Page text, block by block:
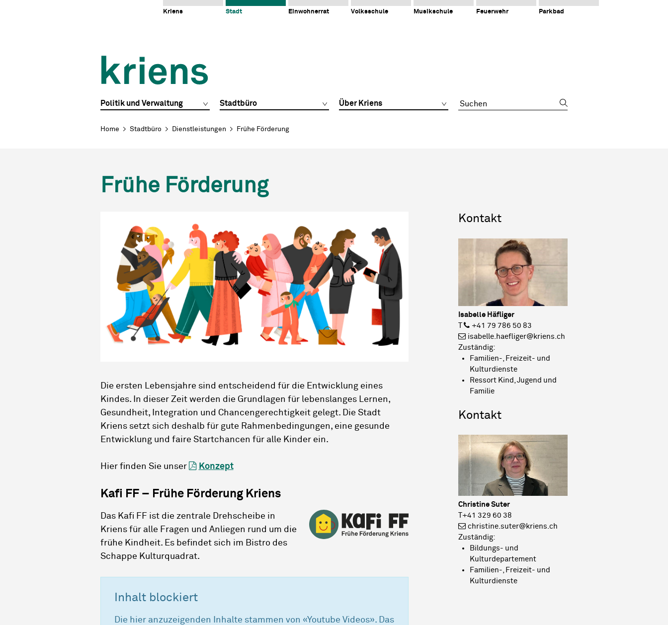
Navigieren in Kriens
Kriens Stadt Einwohnerrat Volksschule Musikschule Feuerwehr Parkbad
Hauptnavigation
Politik und Verwaltung Stadtbüro Über Kriens Suchbegriff
Breadcrumb
Home Stadtbüro Dienstleistungen Frühe Förderung
Frühe Förderung
Die ersten Lebensjahre sind entscheidend für die Entwicklung eines
Kindes. In dieser Zeit werden die Grundlagen für lebenslanges Lernen,
Gesundheit, Integration und Chancengerechtigkeit gelegt. Die Stadt
Kriens setzt sich deshalb für gute Rahmenbedingungen, eine gesunde
Entwicklung und faire Startchancen für alle Kinder ein.
Hier finden Sie unser Konzept
Kafi FF – Frühe Förderung Kriens
Das Kafi FF ist die zentrale Drehscheibe in
Kriens für alle Fragen und Anliegen rund um die
frühe Kindheit. Es befindet sich im Bistro des
Schappe Kulturquadrat.
Inhalt blockiert
Die hier anzuzeigenden Inhalte stammen von «Youtube Videos». Das
Sidebar
Kontakt
Isabelle Häfliger
+41 79 786 50 83
isabelle.haefliger@kriens.ch
Zuständig:
Familien-, Freizeit- und
Kulturdienste
Ressort Kind, Jugend und
Familie
Kontakt
Christine Suter
T+41 329 60 38
christine.suter@kriens.ch
Zuständig:
Bildungs- und
Kulturdepartement
Familien-, Freizeit- und
Kulturdienste